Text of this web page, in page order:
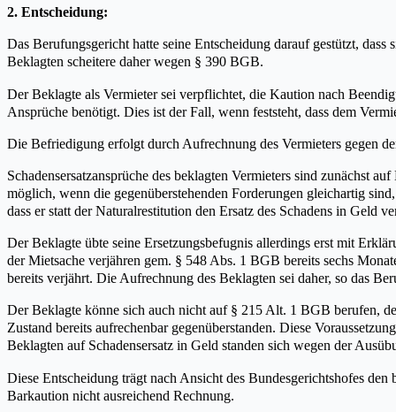
2. Entscheidung:
Das Berufungsgericht hatte seine Entscheidung darauf gestützt,
Beklagten scheitere daher wegen § 390 BGB.
Der Beklagte als Vermieter sei verpflichtet, die Kaution nach
Ansprüche benötigt. Dies ist der Fall, wenn feststeht, dass dem
Die Befriedigung erfolgt durch Aufrechnung des Vermieters gegen
Schadensersatzansprüche des beklagten Vermieters sind zunächst
möglich, wenn die gegenüberstehenden Forderungen gleichartig
dass er statt der Naturalrestitution den Ersatz des Schadens in Geld
Der Beklagte übte seine Ersetzungsbefugnis allerdings erst mit
der Mietsache verjähren gem. § 548 Abs. 1 BGB bereits sechs
bereits verjährt. Die Aufrechnung des Beklagten sei daher, so das
Der Beklagte könne sich auch nicht auf § 215 Alt. 1 BGB berufen,
Zustand bereits aufrechenbar gegenüberstanden. Diese
Beklagten auf Schadensersatz in Geld standen sich wegen der
Diese Entscheidung trägt nach Ansicht des Bundesgerichtshofes
Barkaution nicht ausreichend Rechnung.